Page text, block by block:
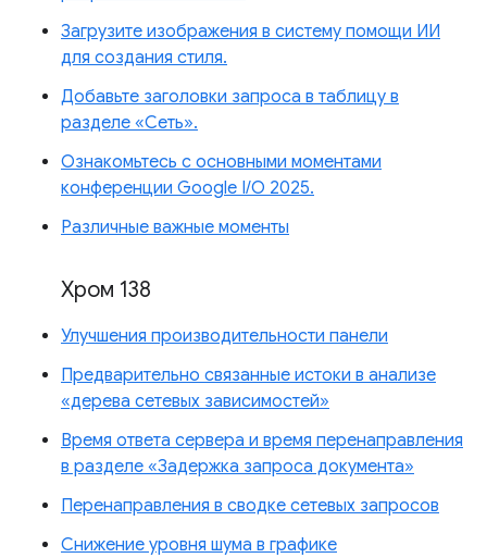
Загрузите изображения в систему помощи ИИ
для создания стиля.
Добавьте заголовки запроса в таблицу в
разделе «Сеть».
Ознакомьтесь с основными моментами
конференции Google I/O 2025.
Различные важные моменты
Хром 138
Улучшения производительности панели
Предварительно связанные истоки в анализе
«дерева сетевых зависимостей»
Время ответа сервера и время перенаправления
в разделе «Задержка запроса документа»
Перенаправления в сводке сетевых запросов
Снижение уровня шума в графике